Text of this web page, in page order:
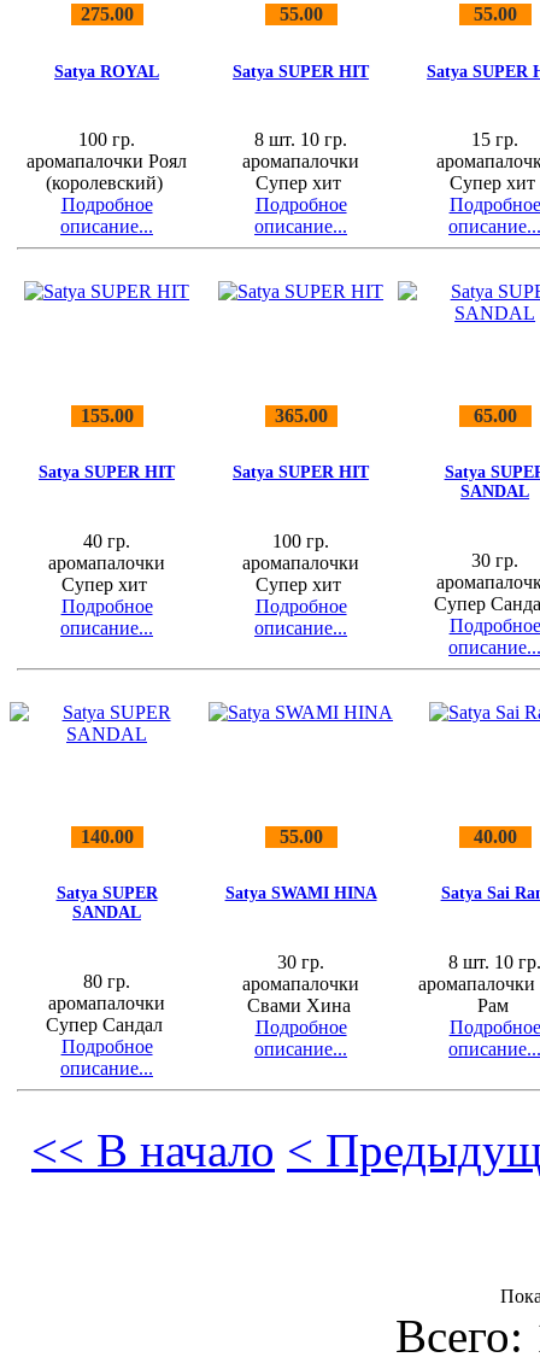
275.00
Satya ROYAL
100 гр.
аромапалочки Роял
(королевский)
Подробное
описание...
55.00
Satya SUPER HIT
8 шт. 10 гр.
аромапалочки
Супер хит
Подробное
описание...
55.00
Satya SUPER
15 гр.
Супер хит
Подробное
155.00
Satya SUPER HIT
40 гр.
аромапалочки
Супер хит
Подробное
описание...
365.00
Satya SUPER HIT
100 гр.
аромапалочки
Супер хит
Подробное
описание...
65.00
Satya
SANDAL
30 гр.
Супер
Подробное
140.00
Satya SUPER
SANDAL
80 гр.
аромапалочки
Супер Сандал
Подробное
описание...
55.00
Satya SWAMI HINA
30 гр.
аромапалочки
Свами Хина
Подробное
описание...
40.00
Satya Sai
8 шт. 10
Рам
Подробное
<< В начало <
Всего: